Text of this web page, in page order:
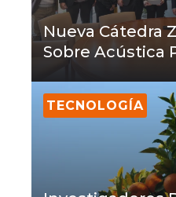
Nueva Cátedra
Sobre Acústica
TECNOLOGÍA